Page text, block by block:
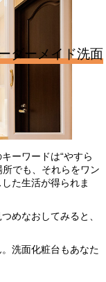
ダーメイド洗面
ーワードは“やすら
所でも、それらをワン
た生活が得られま
めなおしてみると、
洗面化粧台もあなた